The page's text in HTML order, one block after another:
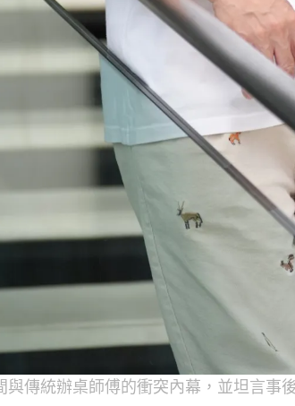
與傳統辦桌師傅的衝突內幕，並坦言事